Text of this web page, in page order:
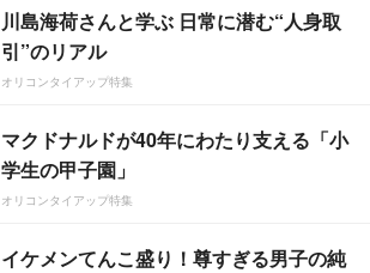
川島海荷さんと学ぶ 日常に潜む“人身取
引”のリアル
オリコンタイアップ特集
マクドナルドが40年にわたり支える「小
学生の甲子園」
オリコンタイアップ特集
イケメンてんこ盛り！尊すぎる男子の純